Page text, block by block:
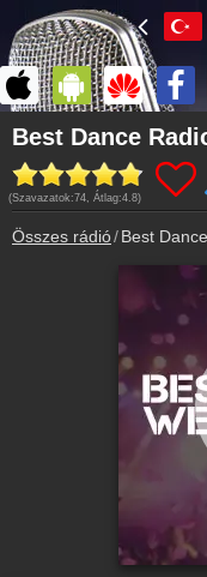
Főoldal
myonlineradio.hu
Bejelentkezés
Hozz létre saját fiókot!
Rádió beágyazás
Ágyazd be weboldaladba
Online rádió készítés
Best Dance
(Szavazatok:74, Átlag:4.8)
Összes rádió Best